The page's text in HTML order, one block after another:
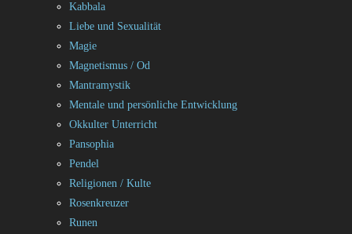
Kabbala
Liebe und Sexualität
Magie
Magnetismus / Od
Mantramystik
Mentale und persönliche Entwicklung
Okkulter Unterricht
Pansophia
Pendel
Religionen / Kulte
Rosenkreuzer
Runen